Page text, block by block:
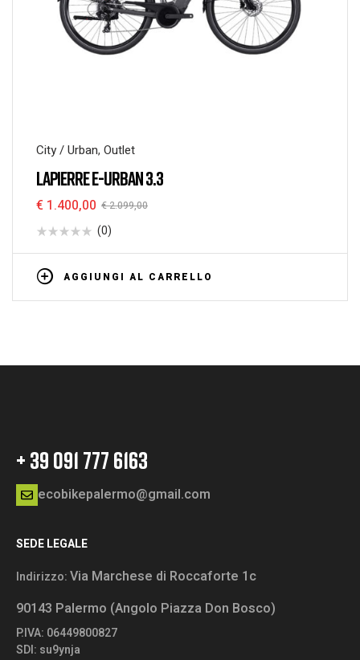
City / Urban, Outlet
LAPIERRE E-URBAN 3.3
€2.099,00
€ 1.400,00
(0)
AGGIUNGI AL CARRELLO
+ 39 091 777 6163
ecobikepalermo@gmail.com
SEDE LEGALE
Indirizzo:Via Marchese di Roccaforte 1c
90143 Palermo (Angolo Piazza Don Bosco)
P.IVA: 06449800827
SDI: su9ynja